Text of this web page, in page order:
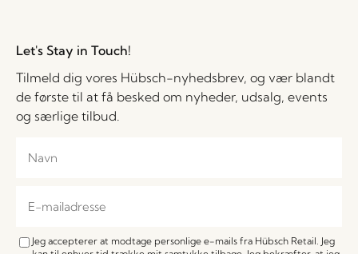
Let's Stay in Touch!
Tilmeld dig vores Hübsch-nyhedsbrev, og vær blandt
de første til at få besked om nyheder, udsalg, events
og særlige tilbud.
Jeg accepterer at modtage personlige e-mails fra Hübsch Retail. Jeg